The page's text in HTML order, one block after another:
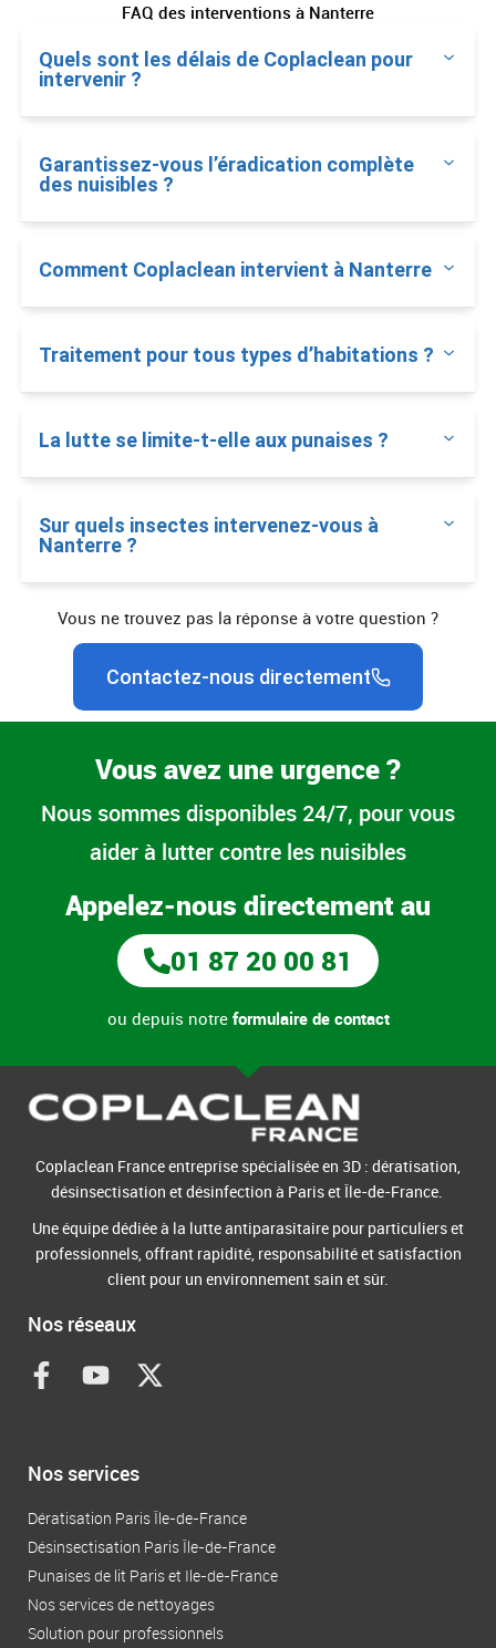
FAQ des interventions à Nanterre
Quels sont les délais de Coplaclean pour
intervenir ?
Garantissez-vous l’éradication complète
des nuisibles ?
Comment Coplaclean intervient à Nanterre
Traitement pour tous types d’habitations ?
La lutte se limite-t-elle aux punaises ?
Sur quels insectes intervenez-vous à
Nanterre ?
Vous ne trouvez pas la réponse à votre question ?
Contactez-nous directement
Vous avez une urgence ?
Nous sommes disponibles 24/7, pour vous
aider à lutter contre les nuisibles
Appelez-nous directement au
01 87 20 00 81
ou depuis notre formulaire de contact
Coplaclean France entreprise spécialisée en 3D : dératisation,
désinsectisation et désinfection à Paris et Île-de-France.
Une équipe dédiée à la lutte antiparasitaire pour particuliers et
professionnels, offrant rapidité, responsabilité et satisfaction
client pour un environnement sain et sûr.
Nos réseaux
F
a
b
o
k
-
f
o
u
e
X
-
t
e
r
Nos services
Dératisation Paris Île-de-France
Désinsectisation Paris Île-de-France
Punaises de lit Paris et Ile-de-France
Nos services de nettoyages
Solution pour professionnels